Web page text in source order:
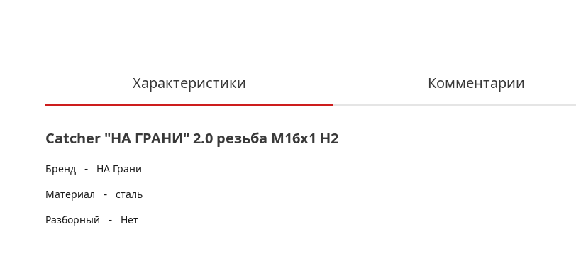
Характеристики Комментарии
Catcher "НА ГРАНИ" 2.0 резьба M16х1 Н2
Бренд -
НА Грани
Материал
- сталь
Разборный
- Нет